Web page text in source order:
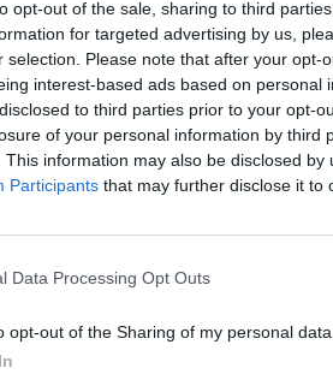
opt-out of the sale, sharing to third
for targeted advertising by us,
selection. Please note that after your opt-
interest-based ads based on personal
to third parties prior to your opt-
of your personal information by third
This information may also be disclosed
Participants that may further disclose it to
Data Processing Opt Outs
opt-out of the Sharing of my personal data.
του Henry Kissinger
Κίνα, τη Ρωσία και τη